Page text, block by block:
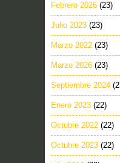
Febrero 2026 (23)
Julio 2023 (23)
Marzo 2022 (23)
Marzo 2026 (23)
Septiembre 2024
Enero 2023 (22)
Octubre 2022 (22)
Octubre 2023 (22)